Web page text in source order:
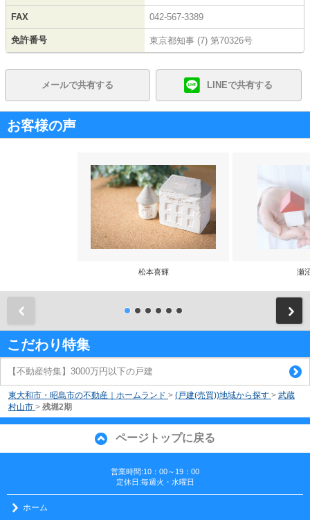
FAX 042-567-3389
免許番号 東京都知事 (7) 第70326号
メールで共有する LINEで共有する
お客様の声
松本喜輝 瀬
こだわり特集
【不動産特集】3000万円以下の戸建
東大和市・昭島市の不動産｜ホームランド > (戸建(売買))地域から探す > 武蔵
村山市 > 残堀2期
ページトップに戻る
営業時間:10：00～19：00
定休日:毎週火・水曜日
ホーム